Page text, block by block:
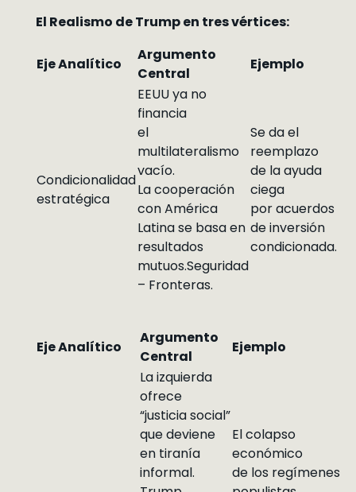
El Realismo de Trump en tres vértices:
Eje Analítico
Argumento
Central
Ejemplo
Condicionalidad
estratégica
EEUU ya no
financia
el
multilateralismo
vacío.
La cooperación
con América
Latina se basa en
resultados
mutuos.Seguridad
– Fronteras.
Se da el
reemplazo
de la ayuda
ciega
por acuerdos
de inversión
condicionada.
Eje Analítico
Argumento
Central
Ejemplo
La izquierda
ofrece
“justicia social”
que deviene
en tiranía
informal.
El colapso
económico
de los regímenes